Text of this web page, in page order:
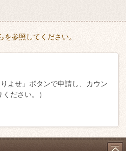
参照してください。
よせ」ボタンで申請し、カウン
ださい。）